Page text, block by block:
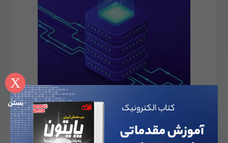
X
بستن طراحی پایگاه داده (Database) چیست؟
حمیدرضا تائبی کارگاه
در این مقاله قصد داریم به یکی از مهم‌ترین پرسش‌های